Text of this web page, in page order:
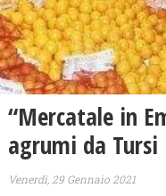
“Mercatale in
agrumi da Tursi
Venerdì, 29 Gennaio 2021